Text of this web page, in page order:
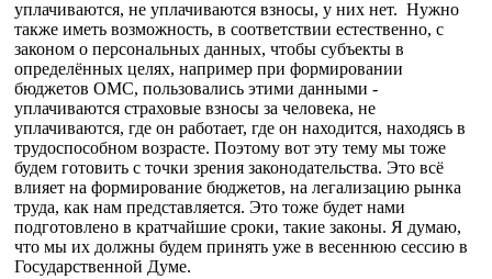
уплачиваются, не уплачиваются взносы, у них нет. Нужно
также иметь возможность, в соответствии естественно, с
законом о персональных данных, чтобы субъекты в
определённых целях, например при формировании
бюджетов ОМС, пользовались этими данными -
уплачиваются страховые взносы за человека, не
уплачиваются, где он работает, где он находится, находясь в
трудоспособном возрасте. Поэтому вот эту тему мы тоже
будем готовить с точки зрения законодательства. Это всё
влияет на формирование бюджетов, на легализацию рынка
труда, как нам представляется. Это тоже будет нами
подготовлено в кратчайшие сроки, такие законы. Я думаю,
что мы их должны будем принять уже в весеннюю сессию в
Государственной Думе.